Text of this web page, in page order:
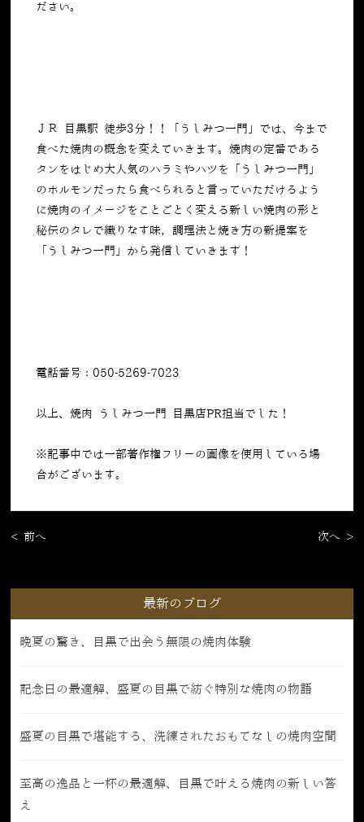
ださい。
ＪＲ 目黒駅 徒歩3分！！「うしみつ一門」では、今まで
食べた焼肉の概念を変えていきます。焼肉の定番である
タンをはじめ大人気のハラミやハツを「うしみつ一門」
のホルモンだったら食べられると言っていただけるよう
に焼肉のイメージをことごとく変える新しい焼肉の形と
秘伝のタレで織りなす味，調理法と焼き方の新提案を
「うしみつ一門」から発信していきます！
電話番号：050-5269-7023
以上、焼肉 うしみつ一門 目黒店PR担当でした！
※記事中では一部著作権フリーの画像を使用している場
合がございます。
< 前へ 次へ >
最新のブログ
晩夏の驚き、目黒で出会う無限の焼肉体験
記念日の最適解、盛夏の目黒で紡ぐ特別な焼肉の物語
盛夏の目黒で堪能する、洗練されたおもてなしの焼肉空間
至高の逸品と一杯の最適解、目黒で叶える焼肉の新しい答
え